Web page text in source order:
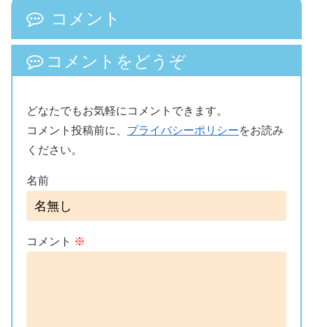
コメント
コメントをどうぞ
どなたでもお気軽にコメントできます。
コメント投稿前に、 プライバシーポリシーをお読み
ください。
名前
コメント ※